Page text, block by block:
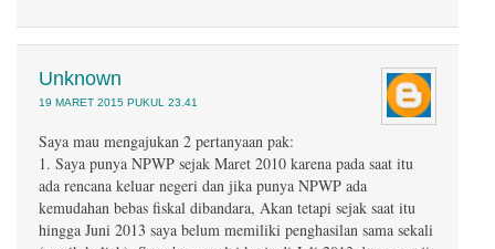
Unknown
19 MARET 2015 PUKUL 23.41
Saya mau mengajukan 2 pertanyaan pak:
1. Saya punya NPWP sejak Maret 2010 karena pada saat itu
ada rencana keluar negeri dan jika punya NPWP ada
kemudahan bebas fiskal dibandara, Akan tetapi sejak saat itu
hingga Juni 2013 saya belum memiliki penghasilan sama sekali